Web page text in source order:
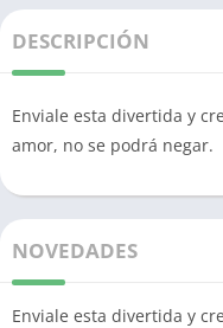
DESCRIPCIÓN
Enviale esta divertida y
amor, no se podrá negar.
NOVEDADES
Enviale esta divertida y